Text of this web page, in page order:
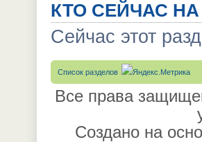
КТО СЕЙЧАС
Сейчас этот
Список разделов
Все права
Создано на